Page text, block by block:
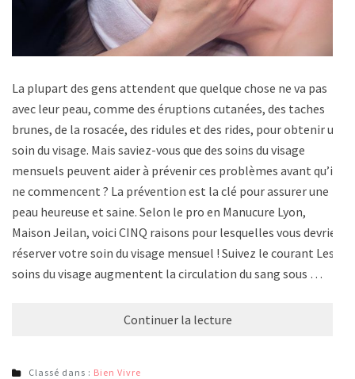
La plupart des gens attendent que quelque chose ne va pas
avec leur peau, comme des éruptions cutanées, des taches
brunes, de la rosacée, des ridules et des rides, pour obtenir un
soin du visage. Mais saviez-vous que des soins du visage
mensuels peuvent aider à prévenir ces problèmes avant qu’ils
ne commencent ? La prévention est la clé pour assurer une
peau heureuse et saine. Selon le pro en Manucure Lyon,
Maison Jeilan, voici CINQ raisons pour lesquelles vous devriez
réserver votre soin du visage mensuel ! Suivez le courant Les
soins du visage augmentent la circulation du sang sous …
Continuer la lecture
Classé dans : Bien Vivre